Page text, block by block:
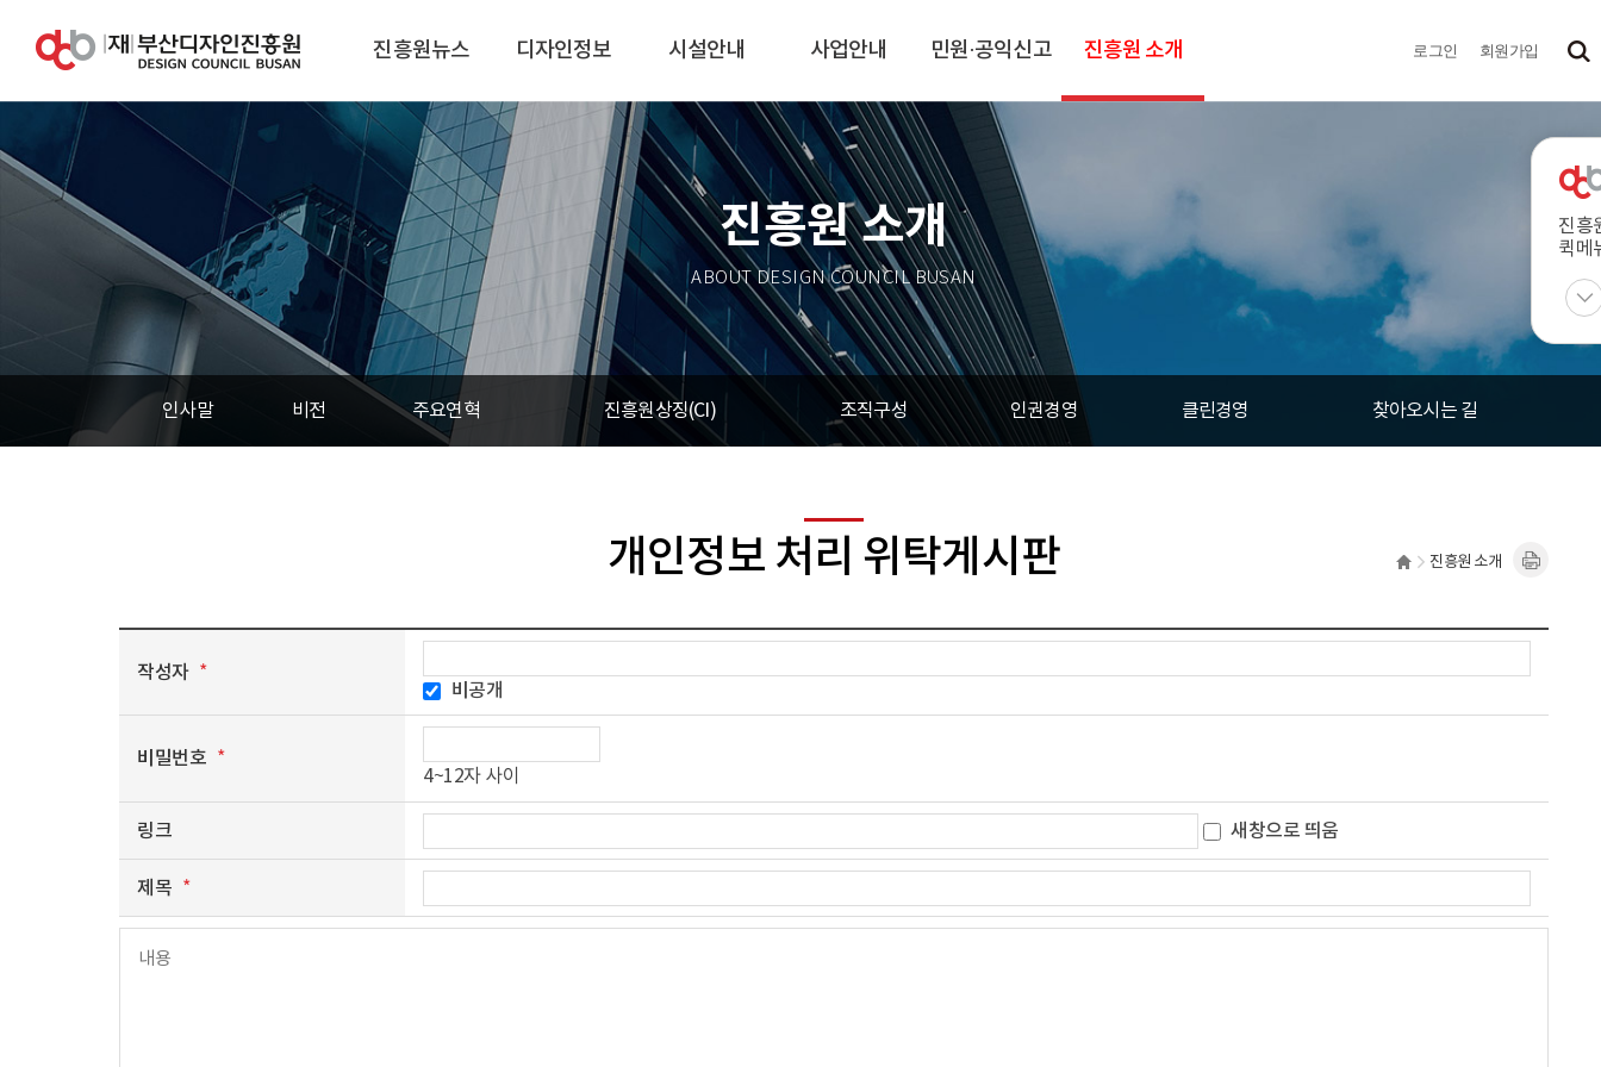
진흥원뉴스 디자인정보 시설안내 사업안내 민원·공익신고 진흥원 소개 로그인 회원가입
진흥
퀵메
진흥원 소개
ABOUT DESIGN COUNCIL BUSAN
인사말 비전 주요연혁 진흥원상징(CI) 조직구성 인권경영 클린경영 찾아오시는 길
개인정보 처리 위탁게시판 진흥원 소개
작성자 *
비공개
비밀번호 *
4~12자 사이
링크 새창으로 띄움
제목 *